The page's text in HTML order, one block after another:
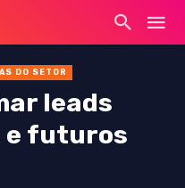
DO SETOR
leads
e futuros